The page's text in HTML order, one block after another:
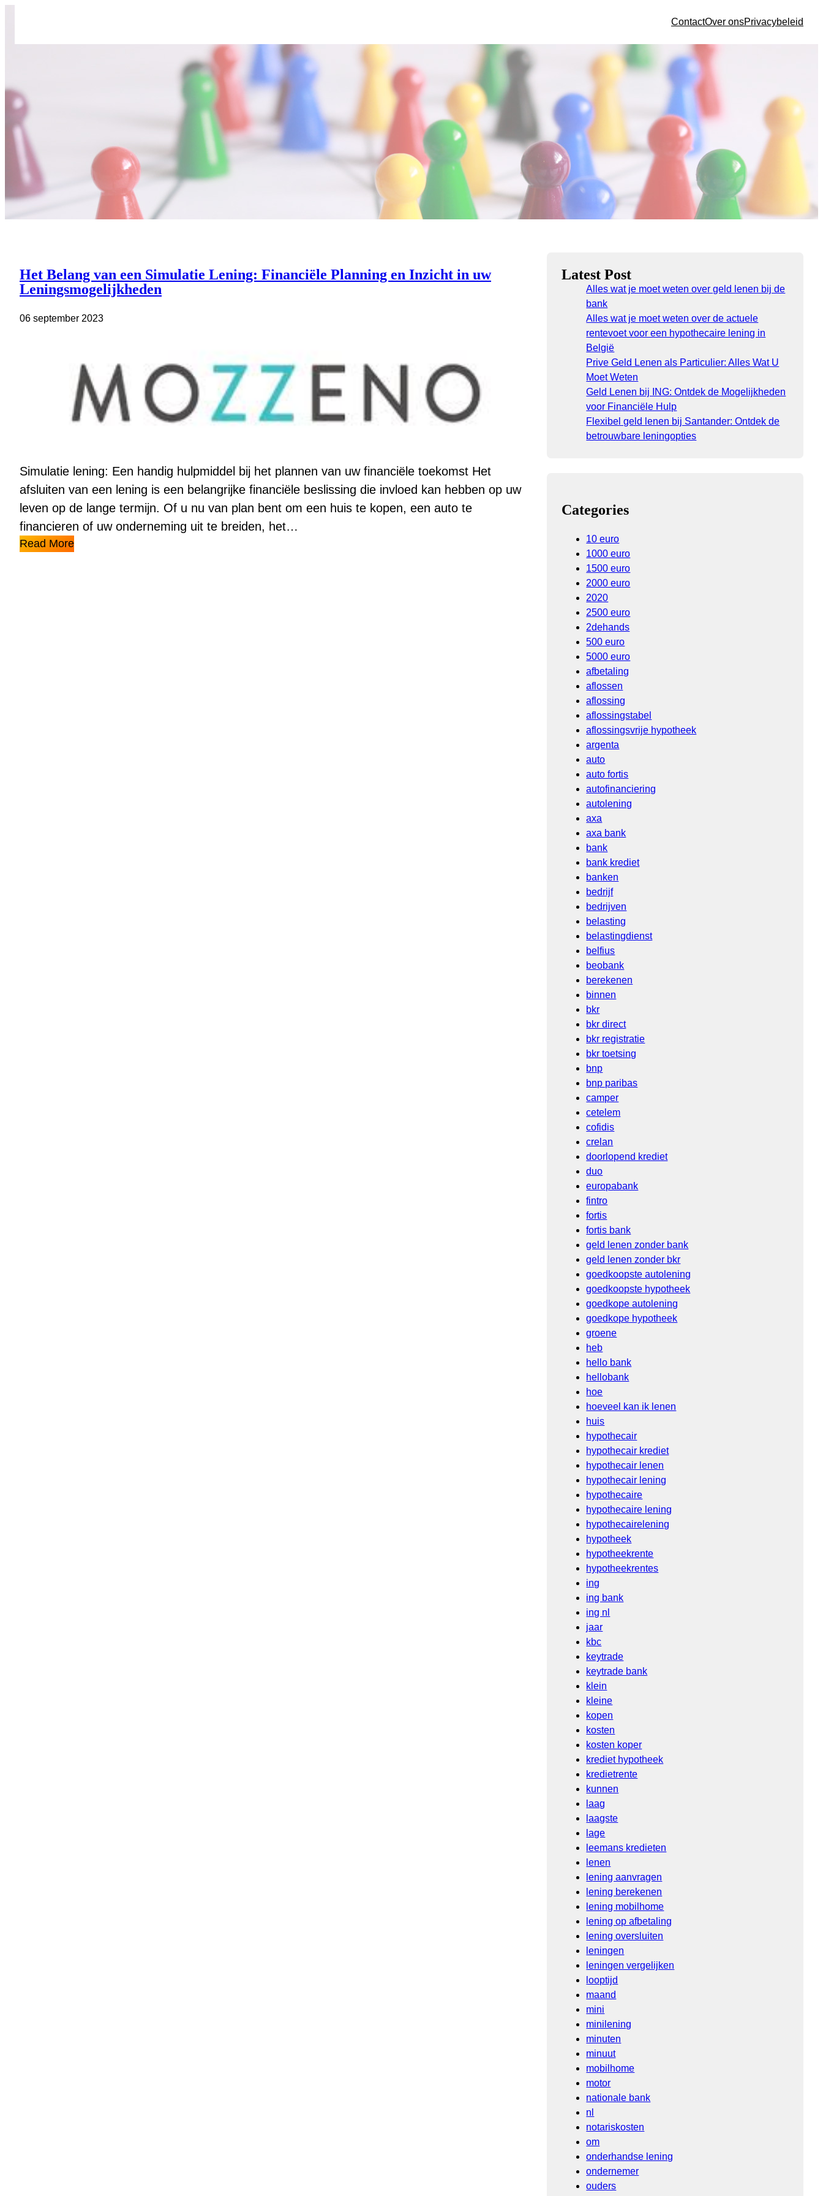
ContactOver onsPrivacybeleid
Het Belang van een Simulatie Lening: Financiële Planning en Inzicht in uw
Leningsmogelijkheden
06 september 2023
Simulatie lening: Een handig hulpmiddel bij het plannen van uw financiële toekomst Het
afsluiten van een lening is een belangrijke financiële beslissing die invloed kan hebben op uw
leven op de lange termijn. Of u nu van plan bent om een huis te kopen, een auto te
financieren of uw onderneming uit te breiden, het…
Read More
Latest Post
Alles wat je moet weten over geld lenen bij de
bank
Alles wat je moet weten over de actuele
rentevoet voor een hypothecaire lening in
België
Prive Geld Lenen als Particulier: Alles Wat U
Moet Weten
Geld Lenen bij ING: Ontdek de Mogelijkheden
voor Financiële Hulp
Flexibel geld lenen bij Santander: Ontdek de
betrouwbare leningopties
Categories
10 euro
1000 euro
1500 euro
2000 euro
2020
2500 euro
2dehands
500 euro
5000 euro
afbetaling
aflossen
aflossing
aflossingstabel
aflossingsvrije hypotheek
argenta
auto
auto fortis
autofinanciering
autolening
axa
axa bank
bank
bank krediet
banken
bedrijf
bedrijven
belasting
belastingdienst
belfius
beobank
berekenen
binnen
bkr
bkr direct
bkr registratie
bkr toetsing
bnp
bnp paribas
camper
cetelem
cofidis
crelan
doorlopend krediet
duo
europabank
fintro
fortis
fortis bank
geld lenen zonder bank
geld lenen zonder bkr
goedkoopste autolening
goedkoopste hypotheek
goedkope autolening
goedkope hypotheek
groene
heb
hello bank
hellobank
hoe
hoeveel kan ik lenen
huis
hypothecair
hypothecair krediet
hypothecair lenen
hypothecair lening
hypothecaire
hypothecaire lening
hypothecairelening
hypotheek
hypotheekrente
hypotheekrentes
ing
ing bank
ing nl
jaar
kbc
keytrade
keytrade bank
klein
kleine
kopen
kosten
kosten koper
krediet hypotheek
kredietrente
kunnen
laag
laagste
lage
leemans kredieten
lenen
lening aanvragen
lening berekenen
lening mobilhome
lening op afbetaling
lening oversluiten
leningen
leningen vergelijken
looptijd
maand
mini
minilening
minuten
minuut
mobilhome
motor
nationale bank
nl
notariskosten
om
onderhandse lening
ondernemer
ouders